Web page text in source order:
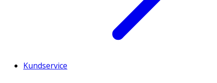
Kundservice